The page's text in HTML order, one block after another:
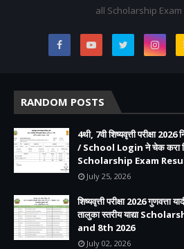
all Scholarship
RANDOM POSTS
4थी, 7वी शिष्यवृत्ती परीक्षा
/ School Login ने चेक करा
Scholarship Exam
July 25, 2026
शिष्यवृत्ती परीक्षा 2026 गुणवत्ता
तालुका स्तरीय याद्या
and 8th 2026
July 02, 2026